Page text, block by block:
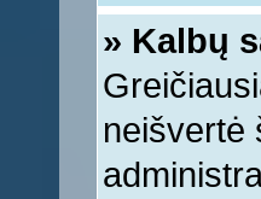
» Kalbų
neišvertė